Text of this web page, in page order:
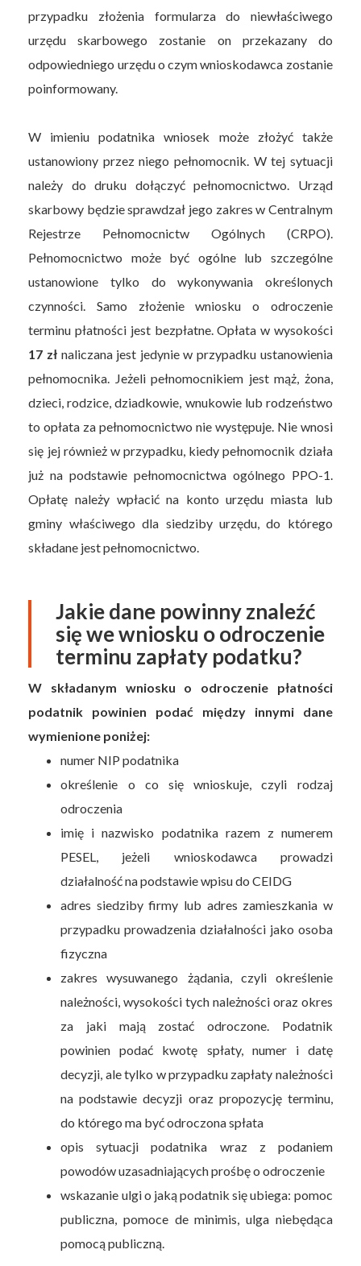
przypadku złożenia formularza do niewłaściwego
urzędu skarbowego zostanie on przekazany do
odpowiedniego urzędu o czym wnioskodawca zostanie
poinformowany.
W imieniu podatnika wniosek może złożyć także
ustanowiony przez niego pełnomocnik. W tej sytuacji
należy do druku dołączyć pełnomocnictwo. Urząd
skarbowy będzie sprawdzał jego zakres w Centralnym
Rejestrze Pełnomocnictw Ogólnych (CRPO).
Pełnomocnictwo może być ogólne lub szczególne
ustanowione tylko do wykonywania określonych
czynności. Samo złożenie wniosku o odroczenie
terminu płatności jest bezpłatne. Opłata w wysokości
17 zł naliczana jest jedynie w przypadku ustanowienia
pełnomocnika. Jeżeli pełnomocnikiem jest mąż, żona,
dzieci, rodzice, dziadkowie, wnukowie lub rodzeństwo
to opłata za pełnomocnictwo nie występuje. Nie wnosi
się jej również w przypadku, kiedy pełnomocnik działa
już na podstawie pełnomocnictwa ogólnego PPO-1.
Opłatę należy wpłacić na konto urzędu miasta lub
gminy właściwego dla siedziby urzędu, do którego
składane jest pełnomocnictwo.
Jakie dane powinny znaleźć
się we wniosku o odroczenie
terminu zapłaty podatku?
W składanym wniosku o odroczenie płatności
podatnik powinien podać między innymi dane
wymienione poniżej:
numer NIP podatnika
określenie o co się wnioskuje, czyli rodzaj
odroczenia
imię i nazwisko podatnika razem z numerem
PESEL, jeżeli wnioskodawca prowadzi
działalność na podstawie wpisu do CEIDG
adres siedziby firmy lub adres zamieszkania w
przypadku prowadzenia działalności jako osoba
fizyczna
zakres wysuwanego żądania, czyli określenie
należności, wysokości tych należności oraz okres
za jaki mają zostać odroczone. Podatnik
powinien podać kwotę spłaty, numer i datę
decyzji, ale tylko w przypadku zapłaty należności
na podstawie decyzji oraz propozycję terminu,
do którego ma być odroczona spłata
opis sytuacji podatnika wraz z podaniem
powodów uzasadniających prośbę o odroczenie
wskazanie ulgi o jaką podatnik się ubiega: pomoc
publiczna, pomoce de minimis, ulga niebędąca
pomocą publiczną.